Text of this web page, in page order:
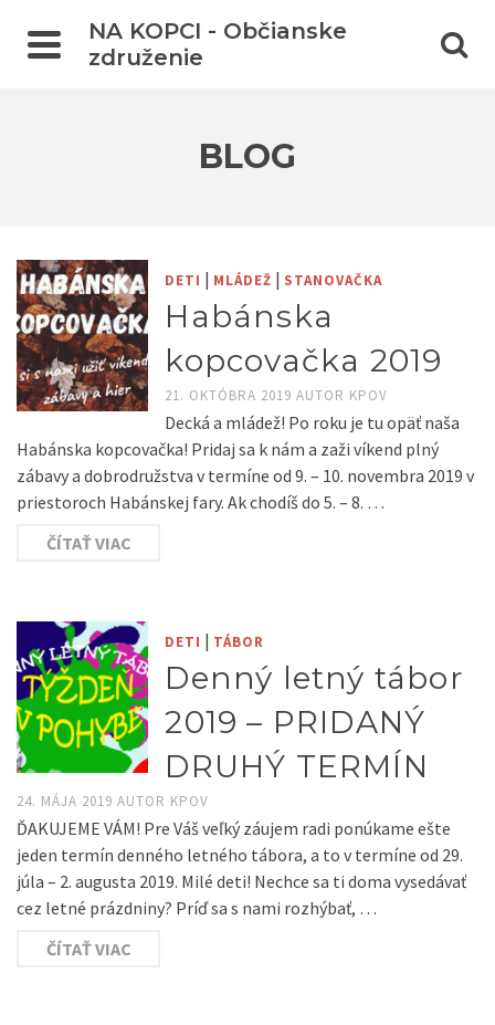
NA KOPCI - Občianske
združenie
BLOG
DETI | MLÁDEŽ | STANOVAČKA
Habánska
kopcovačka 2019
21. OKTÓBRA 2019AUTOR KPOV
Decká a mládež! Po roku je tu opäť naša
Habánska kopcovačka! Pridaj sa k nám a zaži víkend plný
zábavy a dobrodružstva v termíne od 9. – 10. novembra 2019 v
priestoroch Habánskej fary. Ak chodíš do 5. – 8. …
ČÍTAŤ VIAC
DETI | TÁBOR
Denný letný tábor
2019 – PRIDANÝ
DRUHÝ TERMÍN
24. MÁJA 2019 AUTOR KPOV
ĎAKUJEME VÁM! Pre Váš veľký záujem radi ponúkame ešte
jeden termín denného letného tábora, a to v termíne od 29.
júla – 2. augusta 2019. Milé deti! Nechce sa ti doma vysedávať
cez letné prázdniny? Príď sa s nami rozhýbať, …
ČÍTAŤ VIAC